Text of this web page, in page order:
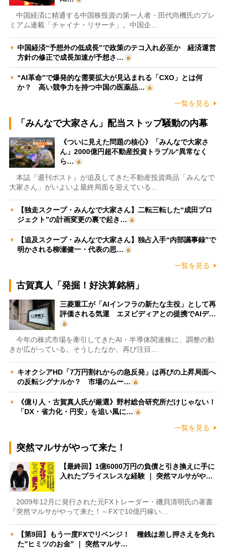
中国経済に精通する中国株投資の第一人者・田代尚機氏のプレ
ミアム連載「チャイナ・リサーチ」。中国企…
中国経済“予想外の低成長”で政策のテコ入れ必至か 経済運営
方針の修正で成長加速が予想さ…
“AI革命”で爆発的な需要拡大が見込まれる「CXO」とは何
か？ 高い競争力を持つ中国の医薬品…
一覧を見る
「みんなで大家さん」配当ストップ騒動の内幕
《ついに見えた問題の核心》「みんなで大家さ
ん」2000億円超不動産投資トラブル“異常なく
ら…
本誌『週刊ポスト』が追及してきた不動産投資商品「みんなで
大家さん」がいよいよ最終局面を迎えている…
【独走スクープ・みんなで大家さん】二転三転した“成田プロ
ジェクト”の計画変更の裏で起き…
【追及スクープ・みんなで大家さん】独占入手“内部議事録”で
明かされる柳瀬健一・代表の思…
一覧を見る
古賀真人「発掘！好決算銘柄」
三菱重工が「AIインフラの新たな主役」として再
評価される気運 エヌビディアとの提携でAIデ…
今年の株式市場を牽引してきたAI・半導体関連株に、調整の動
きが広がっている。そうしたなか、再び注目…
キオクシアHD「7万円割れからの急反発」は再びの上昇局面へ
の反転シグナルか？ 市場のムー…
《億り人・古賀真人氏が厳選》野村総合研究所だけじゃない！
「DX・省力化・円安」を追い風に…
一覧を見る
突然マルサがやって来た！
【最終回】1億6000万円の負債と引き換えに手に
入れたプライスレスな経験 ｜ 突然マルサがや…
2009年12月に発行された元FXトレーダー・磯貝清明氏の著書
『突然マルサがやって来た！～FXで10億円稼い…
【第9回】もう一度FXでリベンジ！ 種銭は差し押さえを免れ
た”ヒミツのお金” ｜ 突然マルサ…